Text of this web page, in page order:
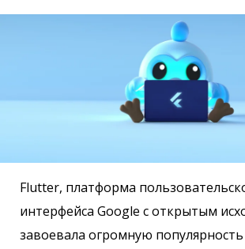
Flutter, платформа
интерфейса Google с открытым
завоевала огромную